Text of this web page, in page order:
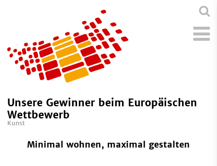
Unsere Gewinner beim Europäischen
Wettbewerb
Kunst
Minimal wohnen, maximal gestalten